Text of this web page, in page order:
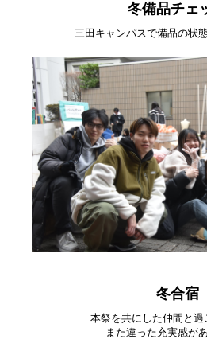
冬備品チェ
三田キャンパスで備品の状
冬合宿
本祭を共にした仲間と過
また違った充実感が